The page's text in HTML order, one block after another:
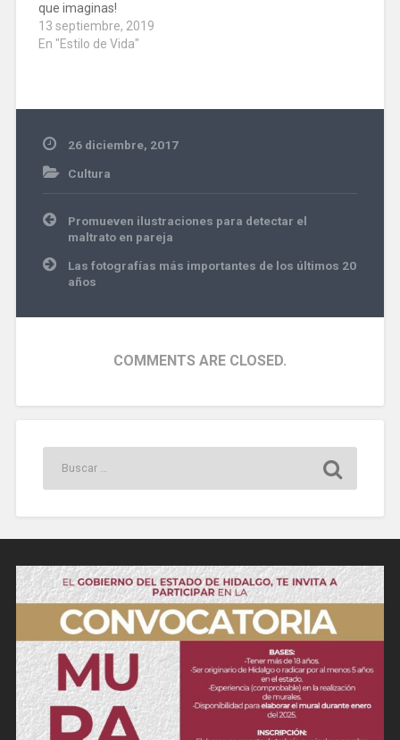
que imaginas!
13 septiembre, 2019
En "Estilo de Vida"
26 diciembre, 2017
Cultura
Navegación
entradas
Promueven ilustraciones para detectar el
maltrato en pareja
Las fotografías más importantes de los últimos 20
años
COMMENTS ARE CLOSED.